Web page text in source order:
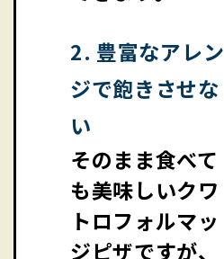
2. 豊富なアレン
ジで飽きさせな
い
そのまま食べて
も美味しいクワ
トロフォルマッ
ジピザですが、